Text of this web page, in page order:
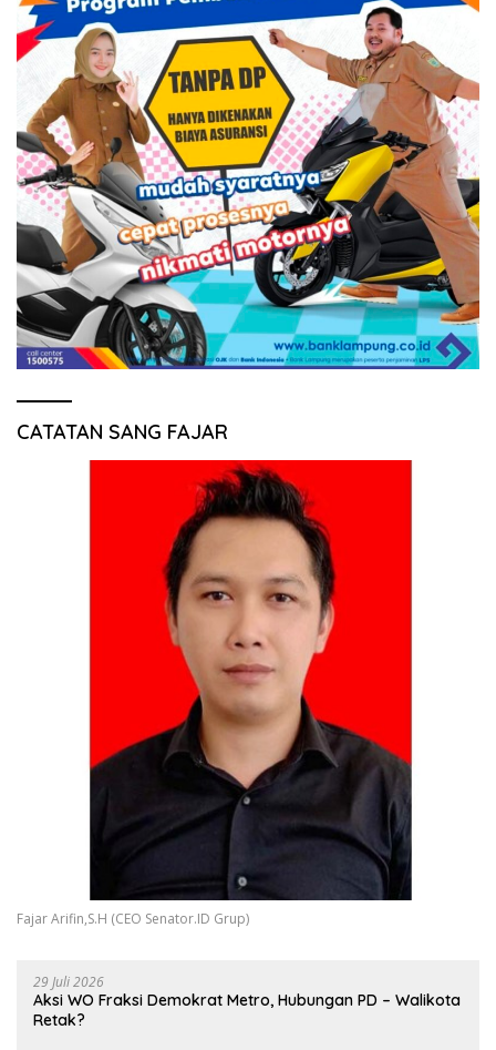
CATATAN SANG FAJAR
Fajar Arifin,S.H (CEO Senator.ID Grup)
29 Juli 2026
Aksi WO Fraksi Demokrat Metro, Hubungan PD – Walikota
Retak?